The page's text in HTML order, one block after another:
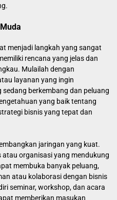
menjadi langkah yang sangat
rencana yang jelas dan
Mulailah dengan
layanan yang ingin
berkembang dan peluang
yang baik tentang
bisnis yang tepat dan
jaringan yang kuat.
organisasi yang mendukung
membuka banyak peluang,
atau kolaborasi dengan bisnis
seminar, workshop, dan acara
memberikan masukan